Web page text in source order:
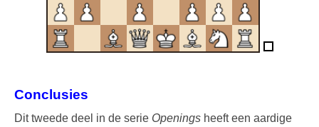
Conclusies
Dit tweede deel in de serie Openings heeft een aardige